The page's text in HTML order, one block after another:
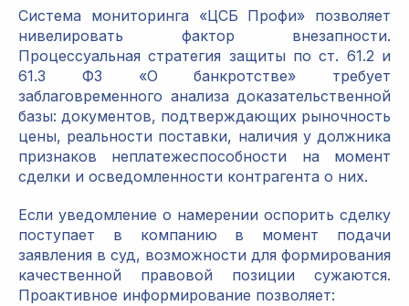
Система мониторинга «ЦСБ Профи» позволяет
нивелировать фактор внезапности.
Процессуальная стратегия защиты по ст. 61.2 и
61.3 ФЗ «О банкротстве» требует
заблаговременного анализа доказательственной
базы: документов, подтверждающих рыночность
цены, реальности поставки, наличия у должника
признаков неплатежеспособности на момент
сделки и осведомленности контрагента о них.
Если уведомление о намерении оспорить сделку
поступает в компанию в момент подачи
заявления в суд, возможности для формирования
качественной правовой позиции сужаются.
Проактивное информирование позволяет: